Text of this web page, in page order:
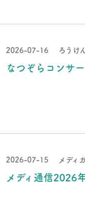
2026-07-16 ろうけ
なつぞらコンサー
2026-07-15 メディ
メディ通信2026